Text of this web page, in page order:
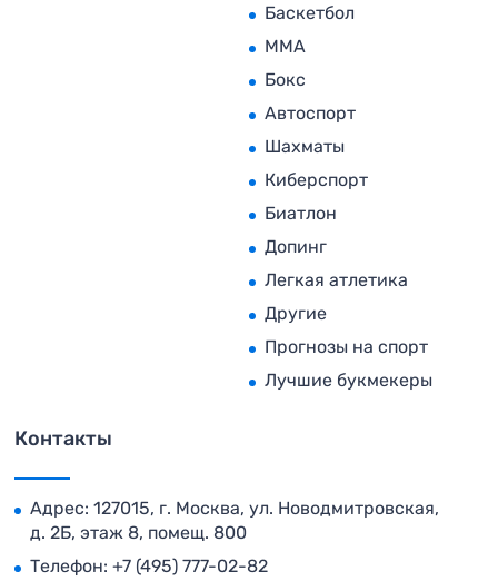
Баскетбол
MMA
Бокс
Автоспорт
Шахматы
Киберспорт
Биатлон
Допинг
Легкая атлетика
Другие
Прогнозы на спорт
Лучшие букмекеры
Контакты
Адрес: 127015, г. Москва, ул. Новодмитровская,
д. 2Б, этаж 8, помещ. 800
Телефон: +7 (495) 777-02-82